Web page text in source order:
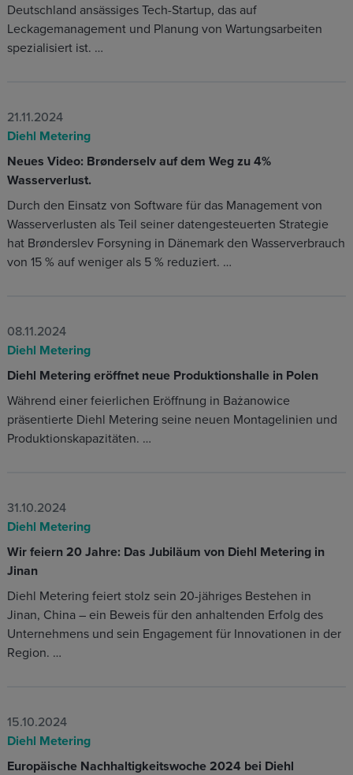
Deutschland ansässiges Tech-Startup, das auf
Leckagemanagement und Planung von Wartungsarbeiten
spezialisiert ist. …
21.11.2024
Diehl Metering
Neues Video: Brønderselv auf dem Weg zu 4%
Wasserverlust.
Durch den Einsatz von Software für das Management von
Wasserverlusten als Teil seiner datengesteuerten Strategie
hat Brønderslev Forsyning in Dänemark den Wasserverbrauch
von 15 % auf weniger als 5 % reduziert. …
08.11.2024
Diehl Metering
Diehl Metering eröffnet neue Produktionshalle in Polen
Während einer feierlichen Eröffnung in Bażanowice
präsentierte Diehl Metering seine neuen Montagelinien und
Produktionskapazitäten. …
31.10.2024
Diehl Metering
Wir feiern 20 Jahre: Das Jubiläum von Diehl Metering in
Jinan
Diehl Metering feiert stolz sein 20-jähriges Bestehen in
Jinan, China – ein Beweis für den anhaltenden Erfolg des
Unternehmens und sein Engagement für Innovationen in der
Region. …
15.10.2024
Diehl Metering
Europäische Nachhaltigkeitswoche 2024 bei Diehl